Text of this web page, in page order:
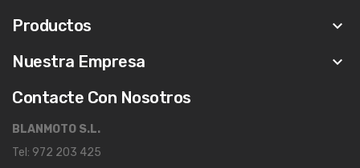
Productos
keyboard_arrow_down
Nuestra Empresa
keyboard_arrow_down
Contacte Con Nosotros
BLANMOTO S.L.
Tel: 972 203 425